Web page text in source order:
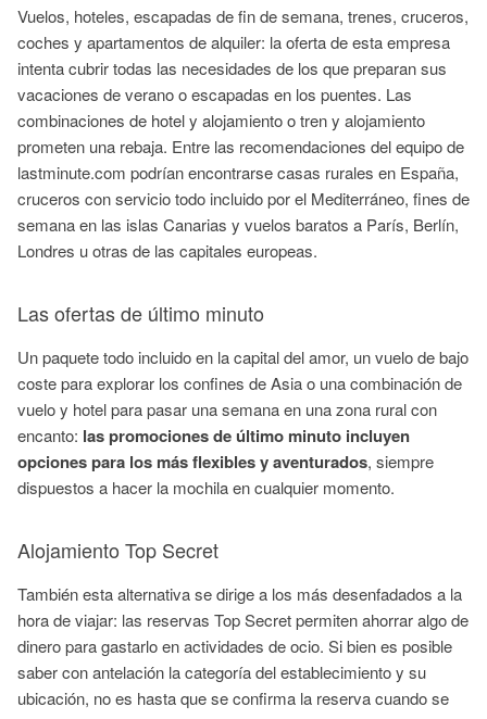
Vuelos, hoteles, escapadas de fin de semana, trenes, cruceros,
coches y apartamentos de alquiler: la oferta de esta empresa
intenta cubrir todas las necesidades de los que preparan sus
vacaciones de verano o escapadas en los puentes. Las
combinaciones de hotel y alojamiento o tren y alojamiento
prometen una rebaja. Entre las recomendaciones del equipo de
lastminute.com podrían encontrarse casas rurales en España,
cruceros con servicio todo incluido por el Mediterráneo, fines de
semana en las islas Canarias y vuelos baratos a París, Berlín,
Londres u otras de las capitales europeas.
Las ofertas de último minuto
Un paquete todo incluido en la capital del amor, un vuelo de bajo
coste para explorar los confines de Asia o una combinación de
vuelo y hotel para pasar una semana en una zona rural con
encanto: las promociones de último minuto incluyen
opciones para los más flexibles y aventurados, siempre
dispuestos a hacer la mochila en cualquier momento.
Alojamiento Top Secret
También esta alternativa se dirige a los más desenfadados a la
hora de viajar: las reservas Top Secret permiten ahorrar algo de
dinero para gastarlo en actividades de ocio. Si bien es posible
saber con antelación la categoría del establecimiento y su
ubicación, no es hasta que se confirma la reserva cuando se